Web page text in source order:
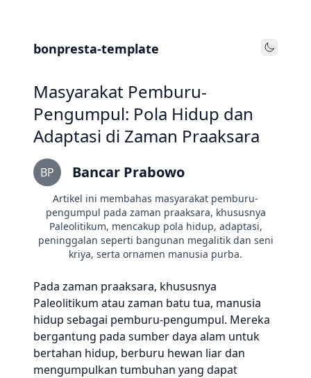
bonpresta-template Toggle
Masyarakat Pemburu-
Pengumpul: Pola Hidup dan
Adaptasi di Zaman Praaksara
BP Bancar Prabowo
Artikel ini membahas masyarakat pemburu-
pengumpul pada zaman praaksara, khususnya
Paleolitikum, mencakup pola hidup, adaptasi,
peninggalan seperti bangunan megalitik dan seni
kriya, serta ornamen manusia purba.
Pada zaman praaksara, khususnya
Paleolitikum atau zaman batu tua, manusia
hidup sebagai pemburu-pengumpul. Mereka
bergantung pada sumber daya alam untuk
bertahan hidup, berburu hewan liar dan
mengumpulkan tumbuhan yang dapat